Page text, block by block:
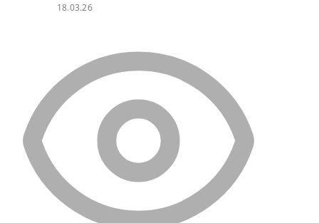
18.03.26